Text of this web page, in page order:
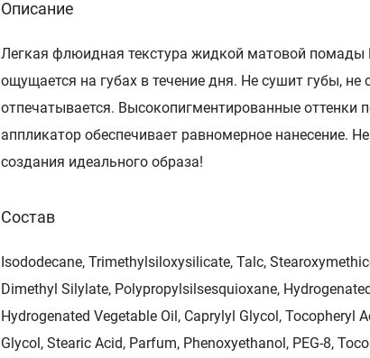
Описание
Легкая флюидная текстура жидкой матовой помады
ощущается на губах в течение дня. Не сушит губы, не
отпечатывается. Высокопигментированные оттенки
аппликатор обеспечивает равномерное нанесение.
создания идеального образа!
Состав
Isododecane, Trimethylsiloxysilicate, Talс,
Dimethyl Silylate, Polypropylsilsesquioxane,
Hydrogenated Vegetable Oil, Caprylyl Glycol, Tocopheryl
Glycol, Stearic Acid, Pаrfum, Phenoxyethanol, PEG-8,